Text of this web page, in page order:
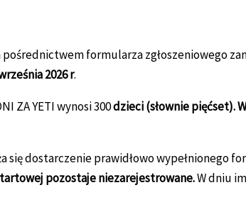
pośrednictwem formularza zgłoszeniowego
2026 r.
ZA YETI wynosi 300dzieci (słownie pięćset).
się dostarczenie prawidłowo
pozostaje niezarejestrowane.W dniu